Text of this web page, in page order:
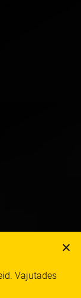
Vajutades